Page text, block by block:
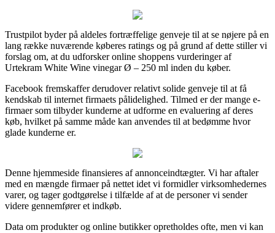
Trustpilot byder på aldeles fortræffelige genveje til at se nøjere på en
lang række nuværende køberes ratings og på grund af dette stiller vi
forslag om, at du udforsker online shoppens vurderinger af
Urtekram White Wine vinegar Ø – 250 ml inden du køber.
Facebook fremskaffer derudover relativt solide genveje til at få
kendskab til internet firmaets pålidelighed. Tilmed er der mange e-
firmaer som tilbyder kunderne at udforme en evaluering af deres
køb, hvilket på samme måde kan anvendes til at bedømme hvor
glade kunderne er.
Denne hjemmeside finansieres af annonceindtægter. Vi har aftaler
med en mængde firmaer på nettet idet vi formidler virksomhedernes
varer, og tager godtgørelse i tilfælde af at de personer vi sender
videre gennemfører et indkøb.
Data om produkter og online butikker opretholdes ofte, men vi kan